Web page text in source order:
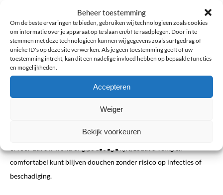
Beheer toestemming
Om de beste ervaringen te bieden, gebruiken wij technologieën zoals cookies
om informatie over je apparaat op te slaan en/of te raadplegen. Door in te
stemmen met deze technologieën kunnen wij gegevens zoals surfgedrag of
unieke ID's op deze site verwerken. Als je geen toestemming geeft of uw
toestemming intrekt, kan dit een nadelige invloed hebben op bepaalde functies
en mogelijkheden.
Accepteren
Weiger
Bekijk voorkeuren
Advies nodig? Neem geheel vrijblijvendcontactop met een
specialist van ProBrace.
Douchehoezen
douchen met een waterdichte douchehoes. Deze hoezen zorgen
ervoor dat uw wond of gips droog blijft, zodat u veilig en
comfortabel kunt blijven douchen zonder risico op infecties of
beschadiging.